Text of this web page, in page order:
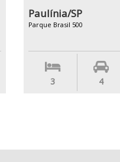
Paulínia/SP
Parque Brasil 500
3 4